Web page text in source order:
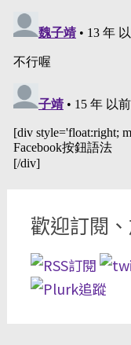
歡迎訂閱